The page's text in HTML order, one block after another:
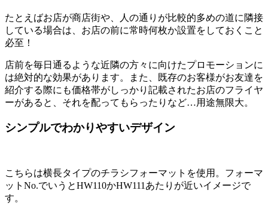
たとえばお店が商店街や、人の通りが比較的多めの道に隣接
している場合は、お店の前に常時何枚か設置をしておくこと
必至！
店前を毎日通るような近隣の方々に向けたプロモーションに
は絶対的な効果があります。また、既存のお客様がお友達を
紹介する際にも価格帯がしっかり記載されたお店のフライヤ
ーがあると、それを配ってもらったりなど…用途無限大。
シンプルでわかりやすいデザイン
こちらは横長タイプのチラシフォーマットを使用。フォーマ
ットNo.でいうとHW110かHW111あたりが近いイメージで
す。